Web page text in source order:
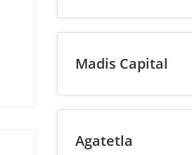
Madis Capital
Agatetla